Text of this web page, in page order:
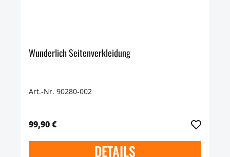
Wunderlich Seitenverkleidung
Art.-Nr. 90280-002
99,90 €
DETAILS